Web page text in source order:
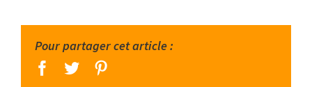
Pour partager cet article :
facebook
twitter